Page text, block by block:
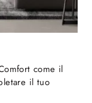
come il
il tuo